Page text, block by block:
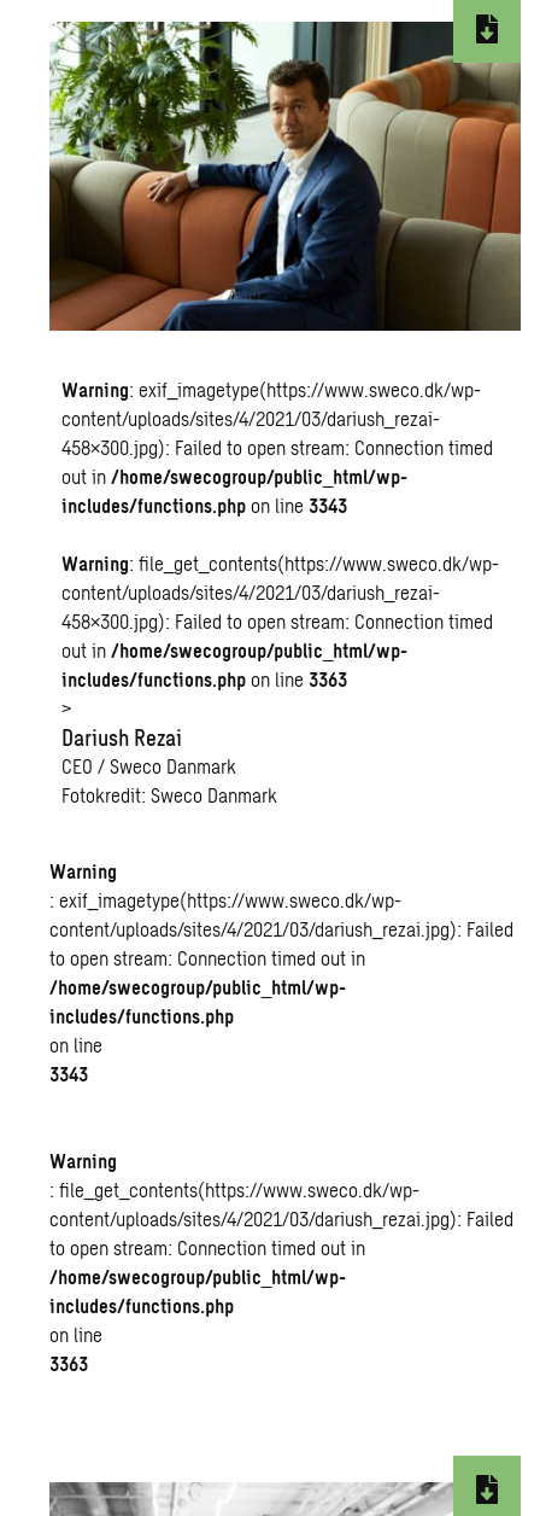
Warning: exif_imagetype(https://www.sweco.dk/wp-
content/uploads/sites/4/2021/03/dariush_rezai-
458×300.jpg): Failed to open stream: Connection timed
out in/home/swecogroup/public_html/wp-
includes/functions.php on line 3343
Warning: file_get_contents(https://www.sweco.dk/wp-
content/uploads/sites/4/2021/03/dariush_rezai-
458×300.jpg): Failed to open stream: Connection timed
out in/home/swecogroup/public_html/wp-
includes/functions.php on line 3363
>
Dariush Rezai
CEO / Sweco Danmark
Fotokredit: Sweco Danmark
Warning
: exif_imagetype(https://www.sweco.dk/wp-
content/uploads/sites/4/2021/03/dariush_rezai.jpg): Failed
to open stream: Connection timed out in
/home/swecogroup/public_html/wp-
includes/functions.php
on line
3343
Warning
: file_get_contents(https://www.sweco.dk/wp-
content/uploads/sites/4/2021/03/dariush_rezai.jpg): Failed
to open stream: Connection timed out in
/home/swecogroup/public_html/wp-
includes/functions.php
on line
3363